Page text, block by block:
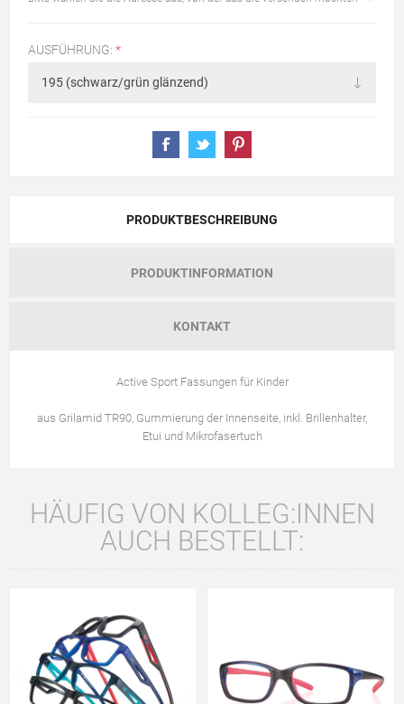
AUSFÜHRUNG: *
PRODUKTBESCHREIBUNG
PRODUKTINFORMATION
KONTAKT
Active Sport Fassungen für Kinder
aus Grilamid TR90, Gummierung der Innenseite, inkl. Brillenhalter,
Etui und Mikrofasertuch
HÄUFIG VON KOLLEG:INNEN
AUCH BESTELLT: